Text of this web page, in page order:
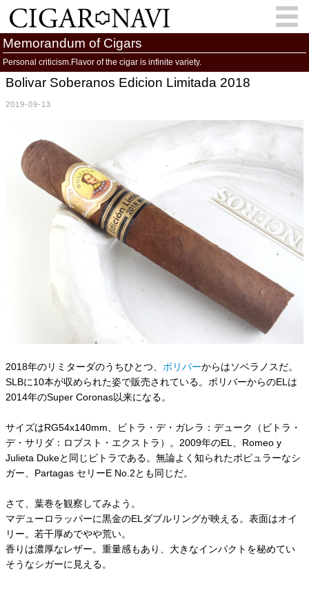
会員登録 お問い合わせ サインイン
Cigar Information
Memorandum
Cigar Map
Memorandum of Cigars
Personal criticism.Flavor of the cigar is infinite variety.
Bolivar Soberanos Edicion Limitada 2018
2019-09-13
2018年のリミターダのうちひとつ、 ボリバーからはソベラノスだ。
SLBに10本が収められた姿で販売されている。ボリバーからのELは
2014年のSuper Coronas以来になる。
サイズはRG54x140mm、ビトラ・デ・ガレラ：デューク（ビトラ・
デ・サリダ：ロブスト・エクストラ）。2009年のEL、Romeo y
Julieta Dukeと同じビトラである。無論よく知られたポピュラーなシ
ガー、Partagas セリーE No.2とも同じだ。
さて、葉巻を観察してみよう。
マデューロラッパーに黒金のELダブルリングが映える。表面はオイ
リー。若干厚めでやや荒い。
香りは濃厚なレザー。重量感もあり、大きなインパクトを秘めてい
そうなシガーに見える。